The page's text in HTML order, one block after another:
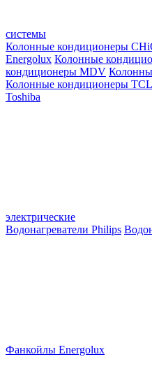
системы
Колонные кондиционеры
Energolux Колонные
кондиционеры MDV
Колонные кондиционеры TCL
Toshiba
электрические
Водонагреватели Philips
Фанкойлы Energolux